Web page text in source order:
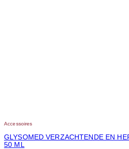
Accessoires
GLYSOMED VERZACHTENDE EN
50 ML